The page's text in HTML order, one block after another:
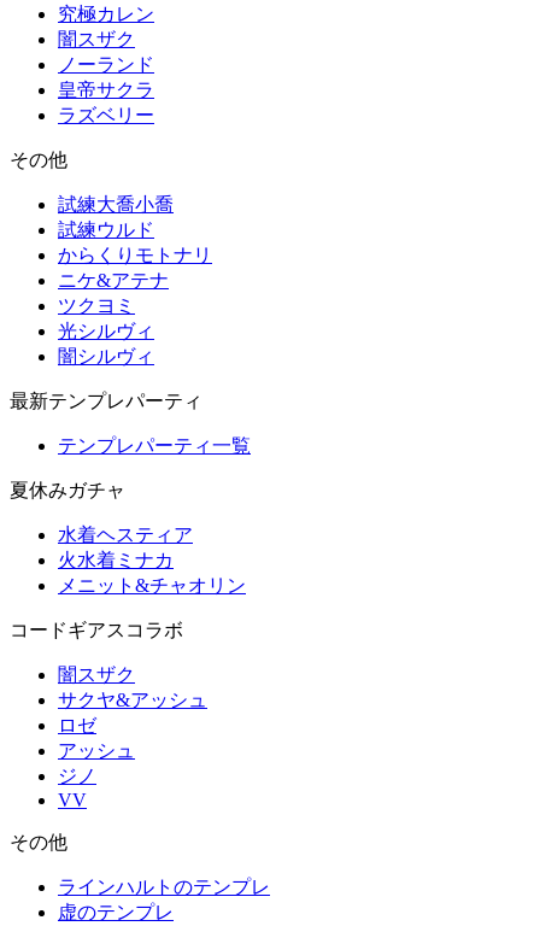
究極カレン
闇スザク
ノーランド
皇帝サクラ
ラズベリー
その他
試練大喬小喬
試練ウルド
からくりモトナリ
ニケ&アテナ
ツクヨミ
光シルヴィ
闇シルヴィ
最新テンプレパーティ
テンプレパーティ一覧
夏休みガチャ
水着ヘスティア
火水着ミナカ
メニット&チャオリン
コードギアスコラボ
闇スザク
サクヤ&アッシュ
ロゼ
アッシュ
ジノ
VV
その他
ラインハルトのテンプレ
虚のテンプレ